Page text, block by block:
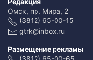
Редакция
Омск, пр. Мира, 2
(3812) 65-00-15
gtrk@inbox.ru
Размещение рекламы
(3812) 65-00-65